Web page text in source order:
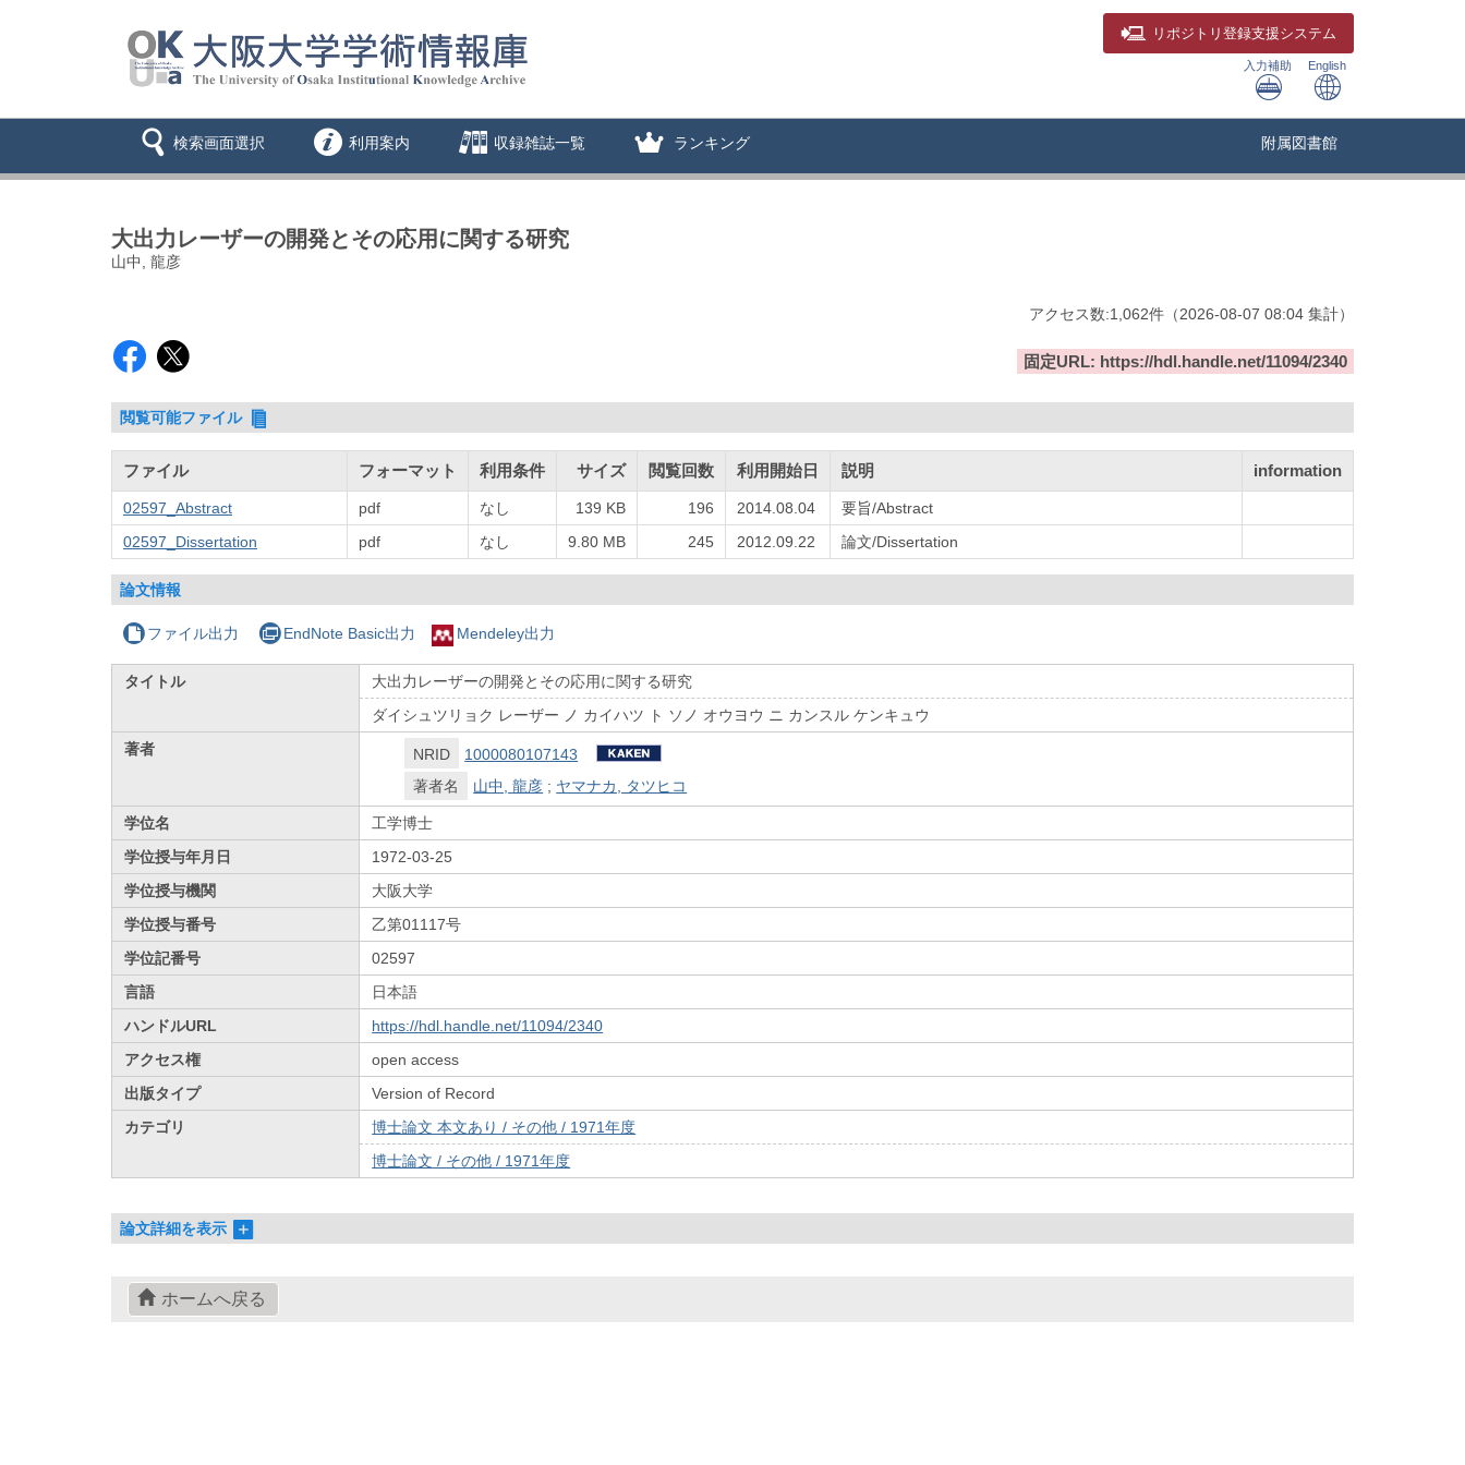
リポジトリ 登録支援システム
入力補助 English
検索画面選択 利用案内 収録雑誌一覧 ランキング 附属図書館
大出力レーザーの開発とその応用に関する研究
山中, 龍彦
アクセス数:1,062件 （2026-08-07 08:04 集計）
固定URL: https://hdl.handle.net/11094/2340
閲覧可能ファイル
ファイル フォーマット 利用条件 サイズ 閲覧回数 利用開始日 説明 information
02597_Abstract pdf なし 139 KB 196 2014.08.04
要旨/Abstract
02597_Dissertation
pdf なし 9.80 MB 245 2012.09.22 論文/Dissertation
論文情報
ファイル出力 EndNote Basic出力 Mendeley出力
タイトル
大出力レーザーの開発とその応用に関する研究
ダイシュツリョク レーザー ノ カイハツ ト ソノ オウヨウ ニ カンスル ケンキュウ
著者
NRID
1000080107143
著者名
山中, 龍彦 ; ヤマナカ, タツヒコ
学位名
工学博士
学位授与年月日
1972-03-25
学位授与機関
大阪大学
学位授与番号
乙第01117号
学位記番号
02597
言語
日本語
ハンドルURL
https://hdl.handle.net/11094/2340
アクセス権
open access
出版タイプ
Version of Record
カテゴリ
博士論文 本文あり / その他 / 1971年度
博士論文 / その他 / 1971年度
論文詳細を表示
ホームへ戻る